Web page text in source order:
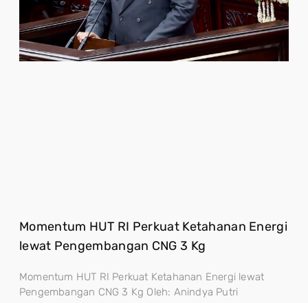
Momentum HUT RI Perkuat Ketahanan Energi
lewat Pengembangan CNG 3 Kg
Momentum HUT RI Perkuat Ketahanan Energi lewat
Pengembangan CNG 3 Kg Oleh: Anindya Putri